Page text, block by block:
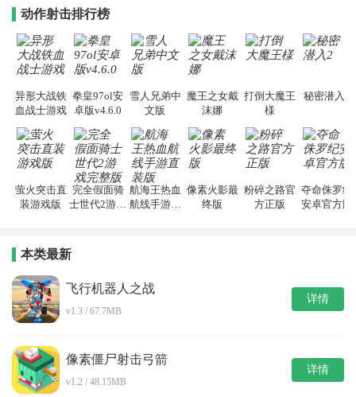
动作射击排行榜
异形大战铁
血战士游戏
拳皇97ol安
卓版v4.6.0
雪人兄弟中
文版
魔王之女戴
沫娜
打倒大魔王
様
秘密潜入2
萤火突击直
装游戏版
完全假面骑
士世代2游戏
航海王热血
航线手游直
像素火影最
终版
粉碎之路官
方正版
夺命侏罗纪
安卓官方版
本类最新
飞行机器人之战
v1.3 / 67.7MB
详情
像素僵尸射击弓箭
v1.2 / 48.15MB
详情